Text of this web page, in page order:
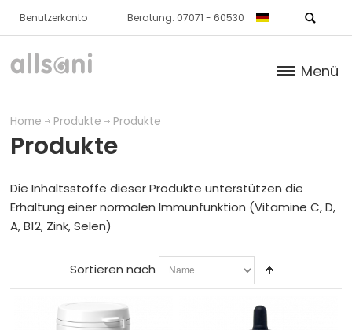
Benutzerkonto Beratung: 07071 - 60530
Menü
KNORPEL / KNOCHEN / BINDEGEWEBE
HAUT
STOFFWECHSEL
IMMUNSYSTEM
Home Produkte Produkte
Produkte
Die Inhaltsstoffe dieser Produkte unterstützen die
Erhaltung einer normalen Immunfunktion (Vitamine C, D,
A, B12, Zink, Selen)
Sortieren nach